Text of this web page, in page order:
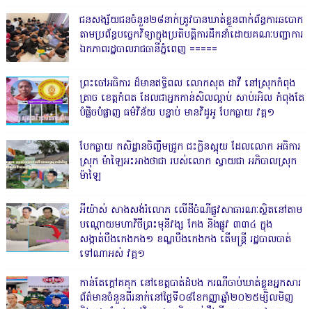
ជនសង្ស័យជនចំនួន២៨នាក់ត្រូវបានឃាត់ខ្លួនពាក់ព័ន្ធការឆបោក
តាមប្រព័ន្ធបច្ចេកវិទ្យាក្នុងប្រតិបត្តិការដឹកនាំដោយគណៈបញ្ជាការ
ឯកភាពរដ្ឋបាលរាជធានីភ្នំពេញ ‎=====
ព្រះចៅអធិការ ដ៏មានឥទ្ធិពល លោកសុត ដាវី នៅស្រុកកំពុង
ត្រាច ខេត្តកំពត ដែលជាអ្នកកាន់សិលល្អាប់ សាប់រអិល កំពុងតែ
បំផ្លិចបំផ្លាញ ធម៌វិន័យ បន្ទាប់ មានវិដូអូ បែកធ្លាយ វគ្គ១
បែកធ្លាយ កសិដ្ឋានចិញ្ចឹមជ្រូក ជះក្លិនស្អុយ ដែលលោក អធិការ
ស្រុក ម៉ាឡៃអះអាងថាជា របស់លោក ស្វាយជា អភិបាលស្រុក
ម៉ាឡៃ
អីយ៉ាស់ សាងសង់រំលោភ លើដីចំណីផ្លូវសាធារណៈស្ថិតនៅតាម
បណ្ដោយមហាវិថីព្រះមុនីវង្ស កែង និងផ្លូវ ៣៣៤ ក្នុង
សង្កាត់បឹងកេងកង១ ខណ្ឌបឹងកេងកង តើមន្ត្រី រដ្ឋបាលបាត់
ទៅណាអស់ វគ្គ១
កាន់តែក្តៅគគុក នៅខេត្តបាត់ដំបង ករណីចាប់ឃាត់ខ្លួនអ្នកសារ
ព័ត៌មានចំនួនពីរនាក់នៅថ្ងៃទី០៨ខែកញ្ញាឆ្នាំ២០២៥ម្សិលមិញ